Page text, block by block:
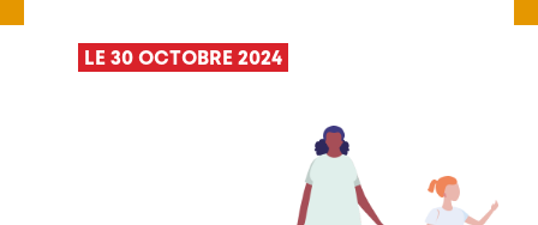
LE 30 OCTOBRE 2024